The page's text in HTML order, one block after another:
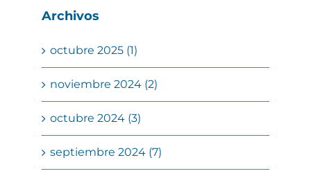
Archivos
octubre 2025 (1)
noviembre 2024 (2)
octubre 2024 (3)
septiembre 2024 (7)